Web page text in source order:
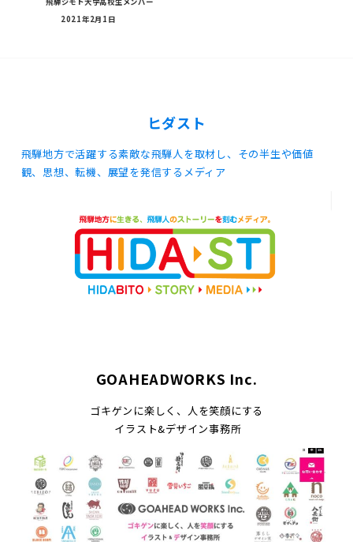
2021年2月1日
ヒダスト
飛騨地方で活躍する素敵な飛騨人を取材し、その半生や価値
観、思想、転機、展望を発信するメディア
GOAHEADWORKS Inc.
ゴキゲンに楽しく、人を笑顔にする
イラスト&デザイン事務所